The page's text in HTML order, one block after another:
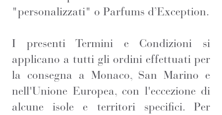
"personalizzati" o Parfums d’Exception.
I presenti Termini e Condizioni si
applicano a tutti gli ordini effettuati per
la consegna a Monaco, San Marino e
nell'Unione Europea, con l'eccezione di
alcune isole e territori specifici. Per